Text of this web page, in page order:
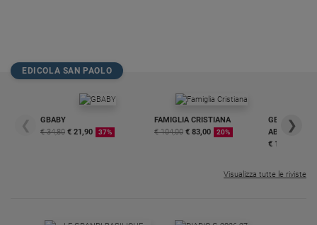
EDICOLA SAN PAOLO
❮
GBABY
€ 34,80 € 21,90 37%
FAMIGLIA CRISTIANA
€ 104,00 € 83,00 20%
GBABY
€ 16,99
❯
Visualizza tutte le riviste